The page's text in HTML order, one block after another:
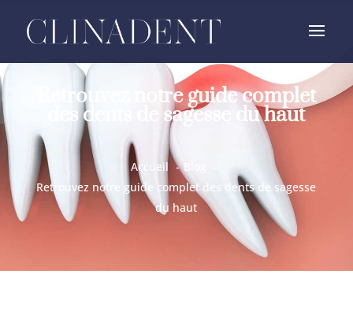
Retrouvez notre guide complet
des dents de sagesse du haut
Accueil
Blog
Retrouvez notre guide complet des dents de sagesse
du haut